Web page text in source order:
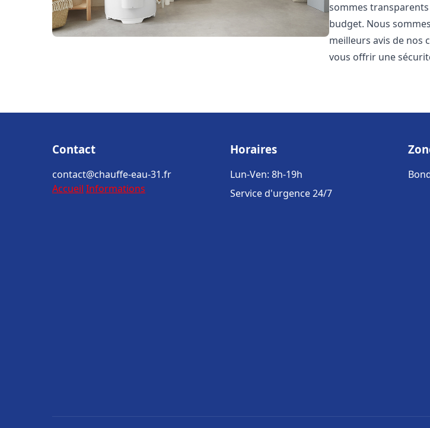
sommes
budget. Nous
meilleurs avis de nos
vous offrir une
Contact
contact@chauffe-eau-31.fr
Accueil Informations
Horaires
Lun-Ven: 8h-19h
Service d'urgence 24/7